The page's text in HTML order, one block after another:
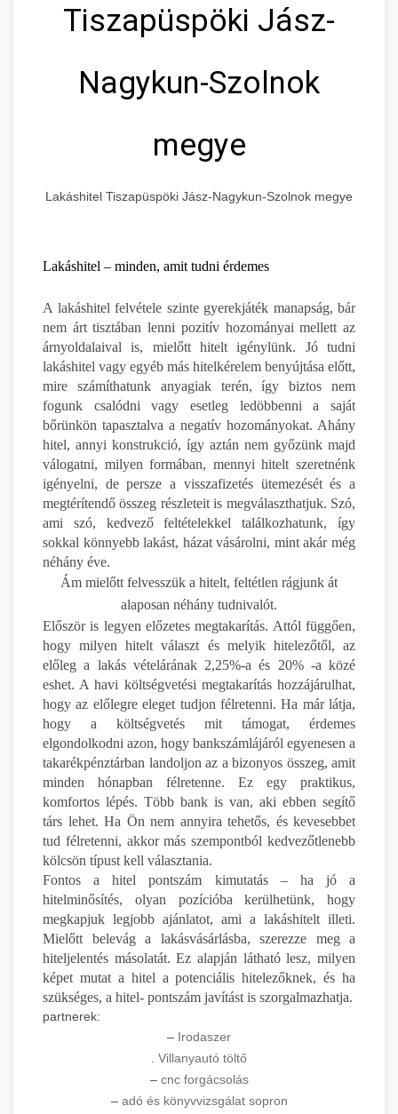
Tiszapüspöki Jász-
Nagykun-Szolnok
megye
Lakáshitel Tiszapüspöki Jász-Nagykun-Szolnok megye
Lakáshitel – minden, amit tudni érdemes
A lakáshitel felvétele szinte gyerekjáték manapság, bár
nem árt tisztában lenni pozitív hozományai mellett az
árnyoldalaival is, mielőtt hitelt igénylünk. Jó tudni
lakáshitel vagy egyéb más hitelkérelem benyújtása előtt,
mire számíthatunk anyagiak terén, így biztos nem
fogunk csalódni vagy esetleg ledöbbenni a saját
bőrünkön tapasztalva a negatív hozományokat. Ahány
hitel, annyi konstrukció, így aztán nem győzünk majd
válogatni, milyen formában, mennyi hitelt szeretnénk
igényelni, de persze a visszafizetés ütemezését és a
megtérítendő összeg részleteit is megválaszthatjuk. Szó,
ami szó, kedvező feltételekkel találkozhatunk, így
sokkal könnyebb lakást, házat vásárolni, mint akár még
néhány éve.
Ám mielőtt felvesszük a hitelt, feltétlen rágjunk át
alaposan néhány tudnivalót.
Először is legyen előzetes megtakarítás. Attól függően,
hogy milyen hitelt választ és melyik hitelezőtől, az
előleg a lakás vételárának 2,25%-a és 20% -a közé
eshet. A havi költségvetési megtakarítás hozzájárulhat,
hogy az előlegre eleget tudjon félretenni. Ha már látja,
hogy a költségvetés mit támogat, érdemes
elgondolkodni azon, hogy bankszámlájáról egyenesen a
takarékpénztárban landoljon az a bizonyos összeg, amit
minden hónapban félretenne. Ez egy praktikus,
komfortos lépés. Több bank is van, aki ebben segítő
társ lehet. Ha Ön nem annyira tehetős, és kevesebbet
tud félretenni, akkor más szempontból kedvezőtlenebb
kölcsön típust kell választania.
Fontos a hitel pontszám kimutatás – ha jó a
hitelminősítés, olyan pozícióba kerülhetünk, hogy
megkapjuk legjobb ajánlatot, ami a lakáshitelt illeti.
Mielőtt belevág a lakásvásárlásba, szerezze meg a
hiteljelentés másolatát. Ez alapján látható lesz, milyen
képet mutat a hitel a potenciális hitelezőknek, és ha
szükséges, a hitel- pontszám javítást is szorgalmazhatja.
partnerek:
– Irodaszer
Villanyautó töltő
– cnc forgácsolás
– adó és könyvvizsgálat sopron